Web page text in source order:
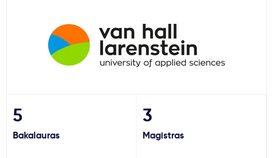
Kur studijuoti?
Kaip įstoti?
Paslaugos
5
Bakalauras
3
Magistras